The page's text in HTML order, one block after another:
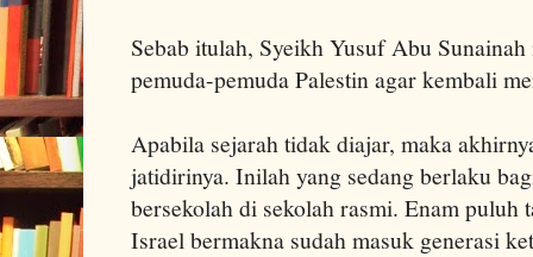
Sebab itulah, Syeikh Yusuf Abu
pemuda-pemuda Palestin agar kembali
Apabila sejarah tidak diajar, maka
jatidirinya. Inilah yang sedang berlaku
bersekolah di sekolah rasmi. Enam puluh
Israel bermakna sudah masuk generasi